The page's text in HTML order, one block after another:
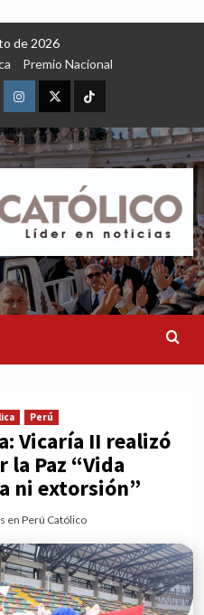
de 2026
Premio Nacional
Instagram
X TikTok
Perú
Vicaría II realizó
la Paz “Vida
ni extorsión”
en Perú Católico